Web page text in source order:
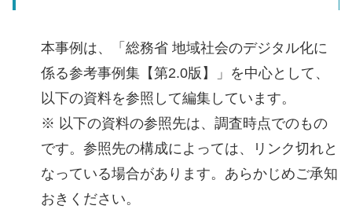
本事例は、「総務省 地域社会のデジタル化に
係る参考事例集【第2.0版】」を中心として、
以下の資料を参照して編集しています。
※ 以下の資料の参照先は、調査時点でのもの
です。参照先の構成によっては、リンク切れと
なっている場合があります。あらかじめご承知
おきください。